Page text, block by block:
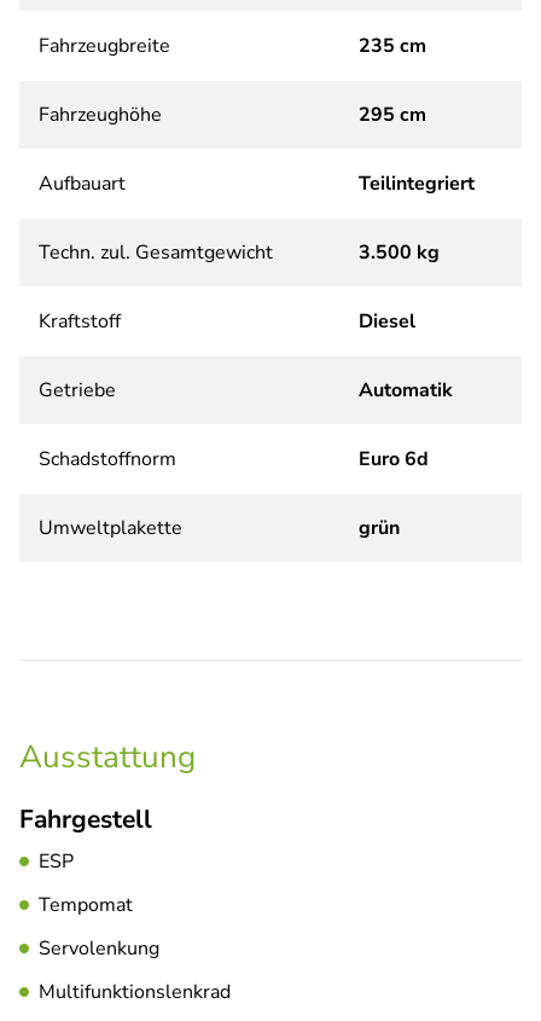
Fahrzeugbreite 235 cm
Fahrzeughöhe 295 cm
Aufbauart Teilintegriert
Techn. zul. Gesamtgewicht 3.500 kg
Kraftstoff Diesel
Getriebe Automatik
Schadstoffnorm Euro 6d
Umweltplakette grün
Ausstattung
Fahrgestell
ESP
Tempomat
Servolenkung
Multifunktionslenkrad